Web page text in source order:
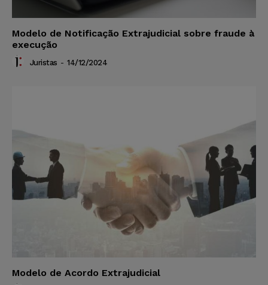
Modelo de Notificação Extrajudicial sobre fraude à
execução
Juristas - 14/12/2024
Modelo de Acordo Extrajudicial